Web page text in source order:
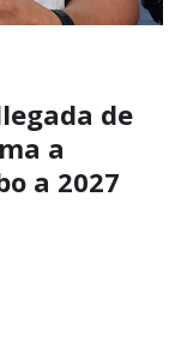
de
a
a 2027